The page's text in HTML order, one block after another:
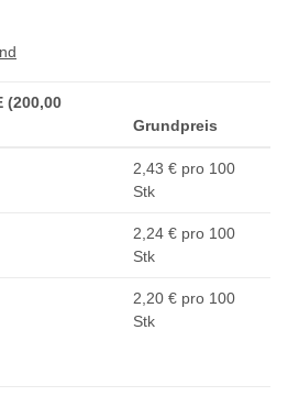
(200,00
Grundpreis
2,43 € pro 100
Stk
2,24 € pro 100
Stk
2,20 € pro 100
Stk